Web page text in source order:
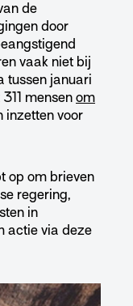
de
door
vaak niet bij
tussen januari
mensen om
inzetten voor
op om brieven
regering,
in
actie via deze